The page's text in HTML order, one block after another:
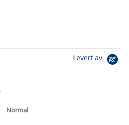
Levert av
Normal